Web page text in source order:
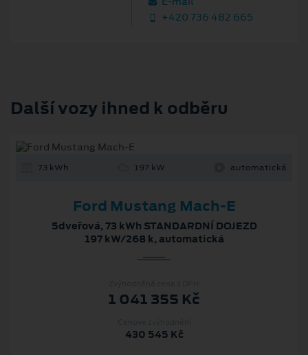
+420 736 482 665
Další vozy ihned k odběru
73 kWh 197 kW automatická
Ford Mustang Mach-E
5dveřová, 73 kWh STANDARDNÍ DOJEZD
197 kW/268 k, automatická
1 041 355 Kč
430 545 Kč